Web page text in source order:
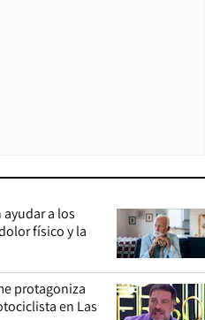
a los
físico y la
protagoniza
en Las